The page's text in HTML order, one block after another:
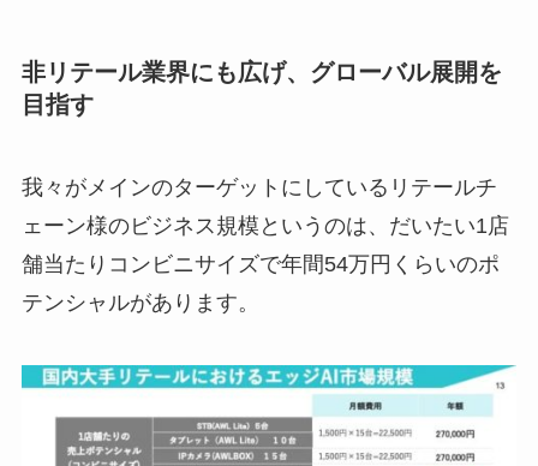
非リテール業界にも広げ、グローバル展開を
目指す
我々がメインのターゲットにしているリテールチ
ェーン様のビジネス規模というのは、だいたい1店
舗当たりコンビニサイズで年間54万円くらいのポ
テンシャルがあります。